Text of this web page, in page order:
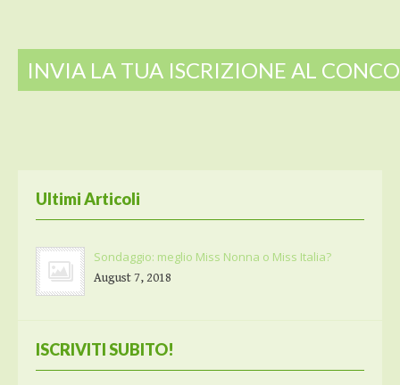
Ultimi Articoli
Sondaggio: meglio Miss Nonna o Miss Italia?
August 7, 2018
ISCRIVITI SUBITO!